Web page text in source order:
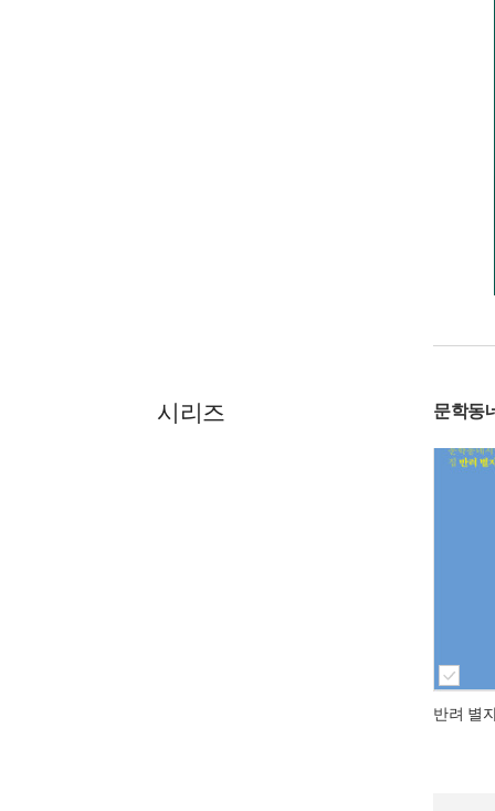
시리즈 문학동
반려 별